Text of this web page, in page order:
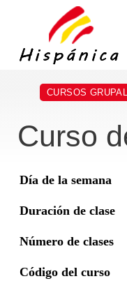
CURSOS
Curso
Día de la semana
Duración de clase
Número de clases
Código del curso